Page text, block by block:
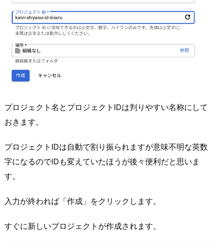
プロジェクト名とプロジェクトIDは判りやすい名称にして
おきます。
プロジェクトIDは自動で割り振られますが意味不明な英数
字になるのでIDも変えていたほうが後々便利だと思いま
す。
入力が終われば「作成」をクリックします。
すぐに新しいプロジェクトが作成されます。